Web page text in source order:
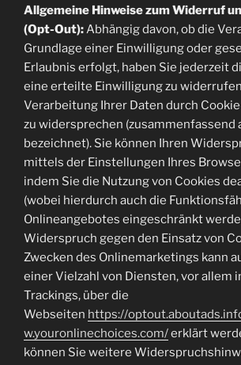
Allgemeine Hinweise zum Widerruf
(Opt-Out):Abhängig davon, ob die
Grundlage einer Einwilligung oder
Erlaubnis erfolgt, haben Sie jederzeit
eine erteilte Einwilligung zu
Verarbeitung Ihrer Daten durch
zu widersprechen (zusammenfassend
bezeichnet). Sie können Ihren
mittels der Einstellungen Ihres
indem Sie die Nutzung von Cookies
(wobei hierdurch auch die
Onlineangebotes eingeschränkt
Widerspruch gegen den Einsatz von
Zwecken des Onlinemarketings kann
einer Vielzahl von Diensten, vor allem
Trackings, über die
Webseiten https://
w.youronlinechoices.com/erklärt
können Sie weitere